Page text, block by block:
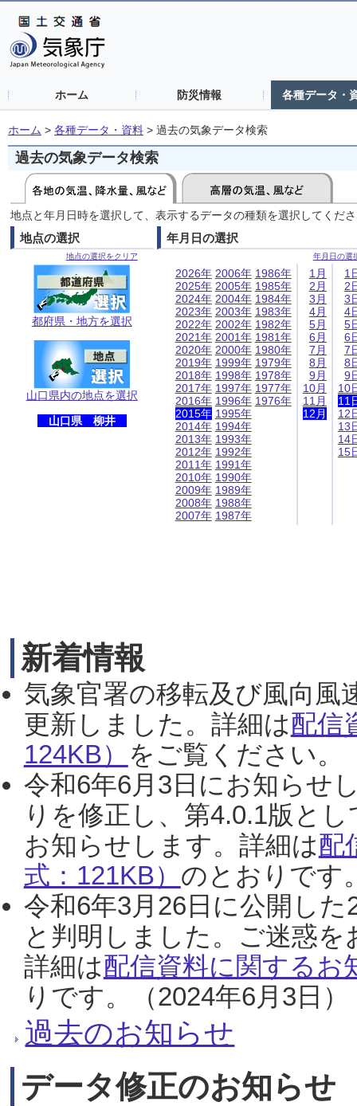
ホーム 防災情報 各種データ・
ホーム > 各種データ・資料 > 過去の気象データ検索
過去の気象データ検索
地点と年月日時を選択して、表示するデータの種類を選択してくだ
地点の選択
地点の選択をクリア
都府県・地方を選択
山口県内の地点を選択
山口県 柳井
年月日の選択
年月日の選
2026年
2025年
2024年
2023年
2022年
2021年
2020年
2019年
2018年
2017年
2016年
2015年
2014年
2013年
2012年
2011年
2010年
2009年
2008年
2007年
2006年
2005年
2004年
2003年
2002年
2001年
2000年
1999年
1998年
1997年
1996年
1995年
1994年
1993年
1992年
1991年
1990年
1989年
1988年
1987年
1986年
1985年
1984年
1983年
1982年
1981年
1980年
1979年
1978年
1977年
1976年
1月
2月
3月
4月
5月
6月
7月
8月
9月
10月
11月
12月
1
2
3
4
5
6
7
8
9
10
11
12
13
14
15
新着情報
気象官署の移転及び風向風
更新しました。詳細は配信
124KB） をご覧ください。
令和6年6月3日にお知らせ
りを修正し、第4.0.1版と
お知らせします。詳細は配
式：121KB） のとおりです
令和6年3月26日に公開し
と判明しました。ご迷惑
詳細は配信資料に関するお
りです。（2024年6月3日）
過去のお知らせ
データ修正のお知らせ